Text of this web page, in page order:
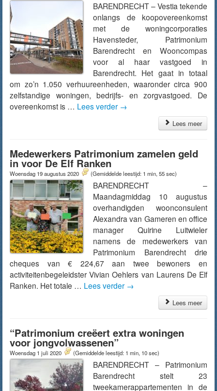
BARENDRECHT – Vestia tekende
onlangs de koopovereenkomst
met de woningcorporaties
Havensteder, Patrimonium
Barendrecht en Wooncompas
voor al haar vastgoed in
Barendrecht. Het gaat in totaal
om zo’n 1.050 verhuureenheden, waaronder circa 900
zelfstandige woningen, bedrijfs- en zorgvastgoed. De
overeenkomst is … Lees verder →
Lees meer
Medewerkers Patrimonium zamelen geld
in voor De Elf Ranken
Woensdag 19 augustus 2020 (Gemiddelde leestijd: 1 min, 55 sec)
BARENDRECHT –
Maandagmiddag 10 augustus
overhandigden woonconsulent
Alexandra van Gameren en office
manager Quirine Luitwieler
namens de medewerkers van
Patrimonium Barendrecht drie
cheques van € 224,67 aan twee bewoners en
activiteitenbegeleidster Vivian Oehlers van Laurens De Elf
Ranken. Het totale … Lees verder →
Lees meer
“Patrimonium creëert extra woningen
voor jongvolwassenen”
Woensdag 1 juli 2020 (Gemiddelde leestijd: 1 min, 10 sec)
BARENDRECHT – Patrimonium
Barendrecht stelt 23
tweekamerappartementen in de